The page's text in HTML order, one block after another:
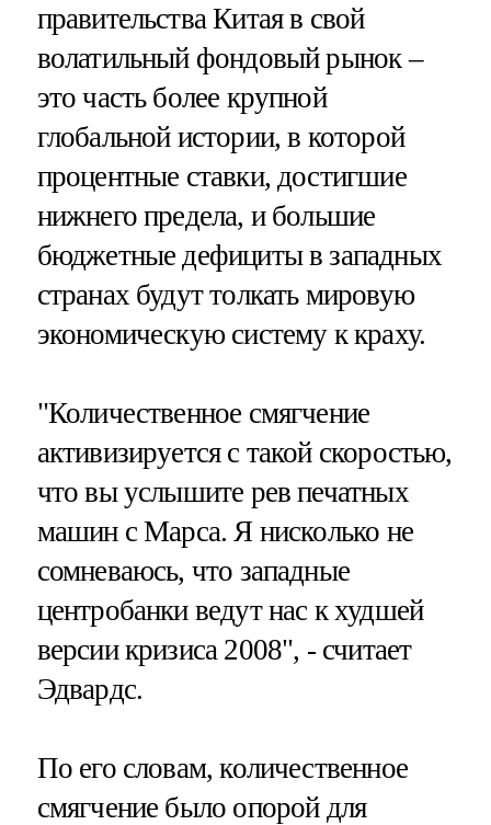
правительства Китая в свой
волатильный фондовый рынок –
это часть более крупной
глобальной истории, в которой
процентные ставки, достигшие
нижнего предела, и большие
бюджетные дефициты в западных
странах будут толкать мировую
экономическую систему к краху.
"Количественное смягчение
активизируется с такой скоростью,
что вы услышите рев печатных
машин с Марса. Я нисколько не
сомневаюсь, что западные
центробанки ведут нас к худшей
версии кризиса 2008", - считает
Эдвардс.
По его словам, количественное
смягчение было опорой для